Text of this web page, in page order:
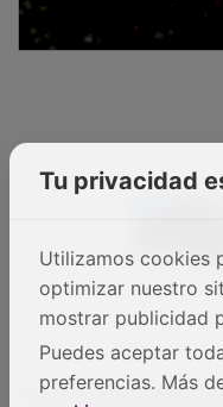
NOTICIAS
Tu privacidad
Utilizamos cookies
optimizar nuestro
mostrar publicidad
Puedes aceptar
preferencias. Más